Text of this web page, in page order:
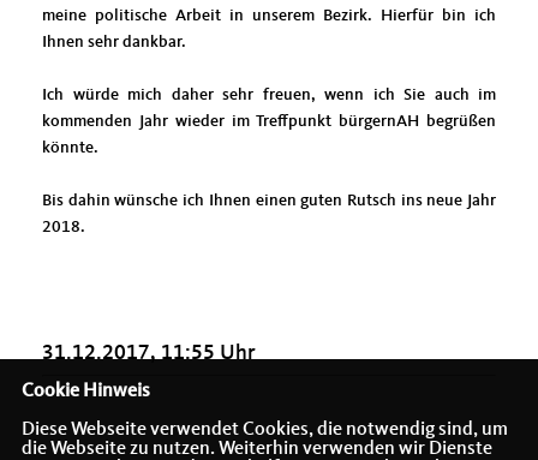
meine politische Arbeit in unserem Bezirk. Hierfür bin ich
Ihnen sehr dankbar.
Ich würde mich daher sehr freuen, wenn ich Sie auch im
kommenden Jahr wieder im Treffpunkt bürgernAH begrüßen
könnte.
Bis dahin wünsche ich Ihnen einen guten Rutsch ins neue Jahr
2018.
31.12.2017, 11:55 Uhr
Cookie Hinweis
Diese Webseite verwendet Cookies, die notwendig sind, um
die Webseite zu nutzen. Weiterhin verwenden wir Dienste